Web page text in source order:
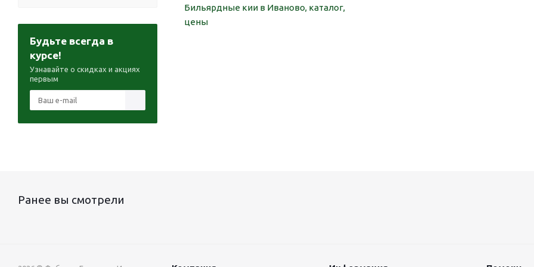
Бильярдные кии в Иваново, каталог,
цены
Будьте всегда в
курсе!
Узнавайте о скидках и акциях
первым
Ранее вы смотрели